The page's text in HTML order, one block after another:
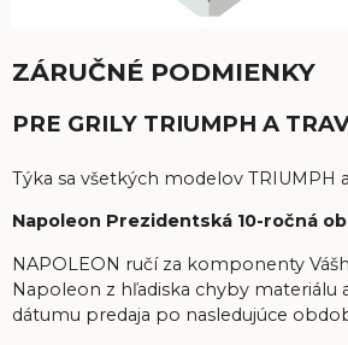
ZÁRUČNÉ PODMIENKY
PRE GRILY TRIUMPH A
Týka sa všetkých modelov TRIUMPH
Napoleon Prezidentská 10-ročná
NAPOLEON ručí za komponenty
Napoleon z hľadiska chyby materiálu
dátumu predaja po nasledujúce